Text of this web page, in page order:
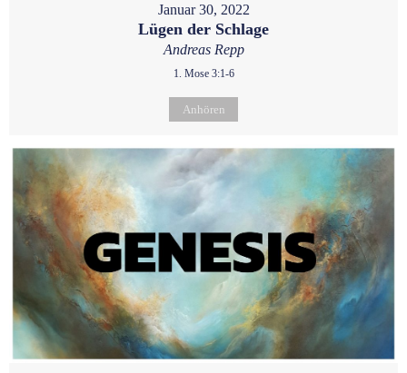
Januar 30, 2022
Lügen der Schlage
Andreas Repp
1. Mose 3:1-6
Anhören